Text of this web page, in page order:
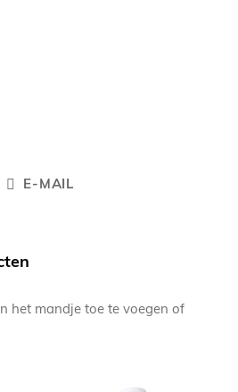
E-MAIL
het mandje toe te voegen of